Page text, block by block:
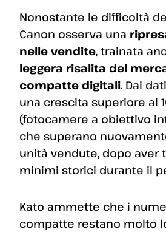
Nonostante le difficoltà
Canon osserva una
nelle vendite, trainata
leggera risalita del
compatte digitali. Dai
una crescita superiore al
(fotocamere a obiettivo
che superano
unità vendute, dopo aver
minimi storici durante il
Kato ammette che i
compatte restano molto